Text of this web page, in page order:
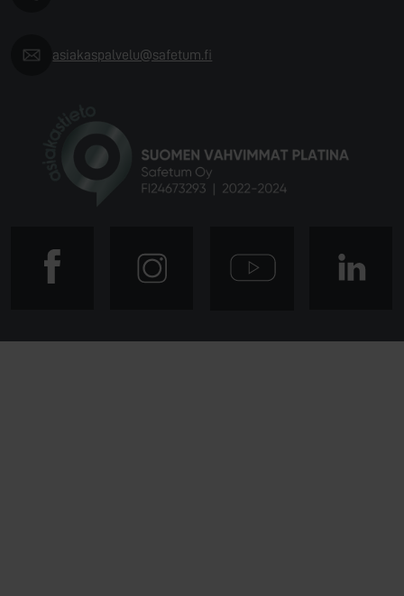
asiakaspalvelu@safetum.fi